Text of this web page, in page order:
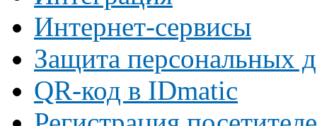
Интернет-сервисы
Защита персональных
QR-код в IDmatic